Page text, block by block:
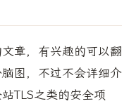
章，有兴趣的可以翻
图，不过不会详细介
TLS之类的安全项